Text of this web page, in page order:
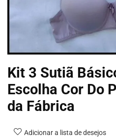
Kit 3 Sutiã
Escolha Cor Do
da Fábrica
Adicionar a lista de desejos